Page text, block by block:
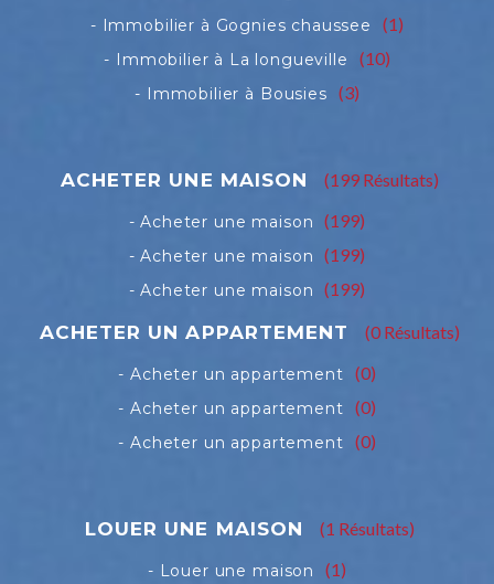
(1)
(10)
(3)
(199 Résultats)
(199)
(199)
(199)
(0 Résultats)
(0)
(0)
(0)
(1 Résultats)
(1)